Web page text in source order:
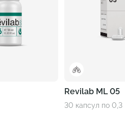
Revilab ML 05
30 капсул по 0,3